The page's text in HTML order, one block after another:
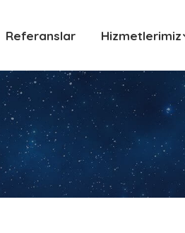
Referanslar Hizmetlerimiz
Referanslar Hizmetlerimiz